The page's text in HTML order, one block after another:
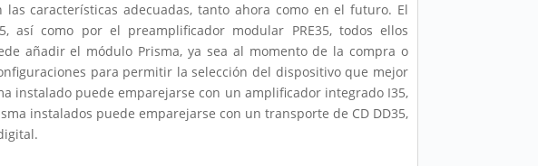
características adecuadas, tanto ahora como en el futuro. El
así como por el preamplificador modular PRE35, todos ellos
añadir el módulo Prisma, ya sea al momento de la compra o
para permitir la selección del dispositivo que mejor
instalado puede emparejarse con un amplificador integrado I35,
instalados puede emparejarse con un transporte de CD DD35,